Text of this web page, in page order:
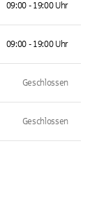
09:00 - 19:00 Uhr
09:00 - 19:00 Uhr
Geschlossen
Geschlossen